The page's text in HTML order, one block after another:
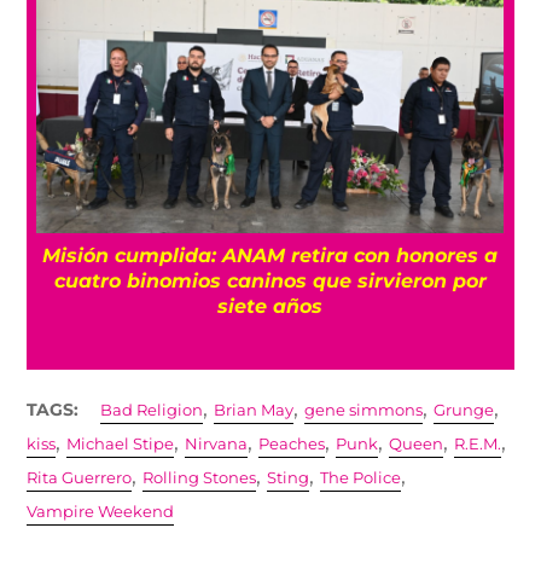
¿Quién es Ángel Aguirre y por qué lo
relacionan con el caso Ayotzinapa?
TAGS: Bad Religion, Brian May,gene simmons,Grunge,
kiss, Michael Stipe, Nirvana, Peaches, Punk,Queen, R.E.M.,
Rita Guerrero, Rolling Stones,Sting,The Police,
Vampire Weekend